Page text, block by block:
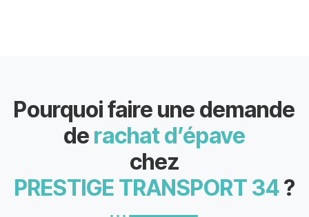
Pourquoi faire une demande
de rachat d’épave
chez
PRESTIGE TRANSPORT 34?